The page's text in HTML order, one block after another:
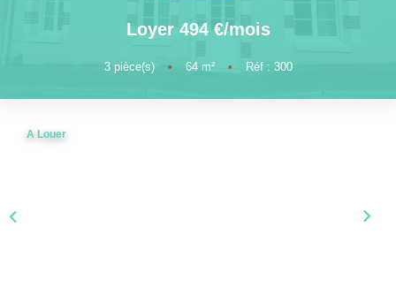
Loyer 494 €/mois
3pièce(s) • 64m² • Réf : 300
A Louer